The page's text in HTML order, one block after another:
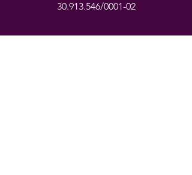
30.913.546/0001-02